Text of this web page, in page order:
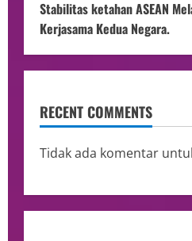
Stabilitas ketahan ASEAN
Kerjasama Kedua Negara.
RECENT COMMENTS
Tidak ada komentar